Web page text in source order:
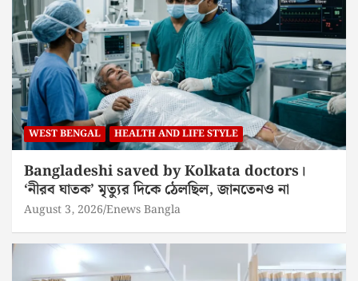
WEST BENGAL HEALTH AND LIFE STYLE
Bangladeshi saved by Kolkata doctors।
‘নীরব ঘাতক’ মৃত্যুর দিকে ঠেলছিল, জানতেনও না
August 3, 2026 Enews Bangla